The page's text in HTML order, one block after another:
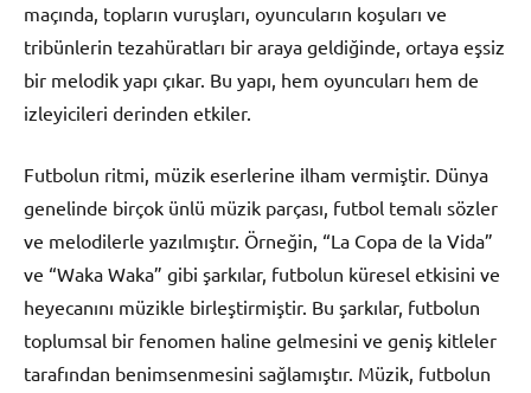
maçında, topların vuruşları, oyuncuların koşuları ve
tribünlerin tezahüratları bir araya geldiğinde, ortaya eşsiz
bir melodik yapı çıkar. Bu yapı, hem oyuncuları hem de
izleyicileri derinden etkiler.
Futbolun ritmi, müzik eserlerine ilham vermiştir. Dünya
genelinde birçok ünlü müzik parçası, futbol temalı sözler
ve melodilerle yazılmıştır. Örneğin, “La Copa de la Vida”
ve “Waka Waka” gibi şarkılar, futbolun küresel etkisini ve
heyecanını müzikle birleştirmiştir. Bu şarkılar, futbolun
toplumsal bir fenomen haline gelmesini ve geniş kitleler
tarafından benimsenmesini sağlamıştır. Müzik, futbolun